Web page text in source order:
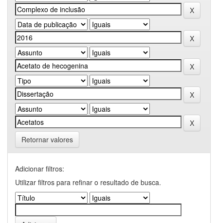
Retornar valores
Adicionar filtros:
Utilizar filtros para refinar o resultado de busca.